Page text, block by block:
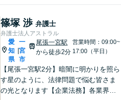
篠塚 渉 弁護士
弁護士法人アストラル
愛
知
県
|
一
宮
市
尾張一宮駅
から徒歩2分
営業時間：09:00~
17:00（平日）
【尾張一宮駅2分】暗闇に明かりを照ら
す星のように、法律問題で悩む皆さま
の光となります【企業法務】各業界特